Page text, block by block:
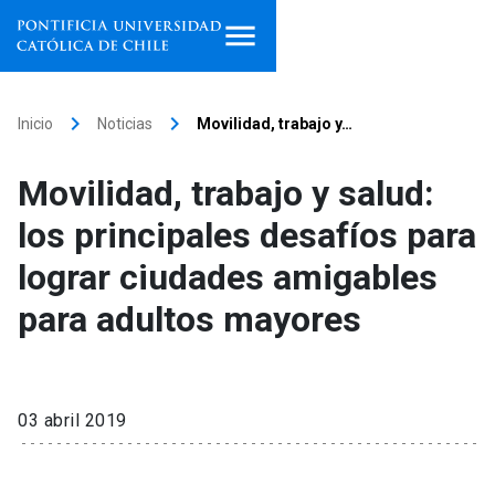
Facultades, escuelas e
institutos
Investigación
Inicio keyboard_arrow_right Noticias keyboard_arrow_right Movilidad, trabajo y…
Movilidad, trabajo y salud:
los principales desafíos para
lograr ciudades amigables
para adultos mayores
03 abril 2019